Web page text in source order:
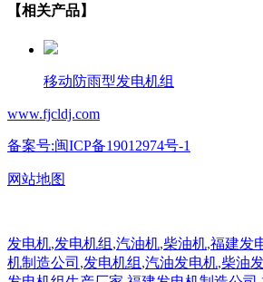
【相关产品】
移动防雨型发电机组
www.fjcldj.com
备案号:闽ICP备19012974号-1
网站地图
发电机,发电机组 ,汽油机,柴油机,福建发
机制造公司 ,发电机组 ,汽油发电机,柴油